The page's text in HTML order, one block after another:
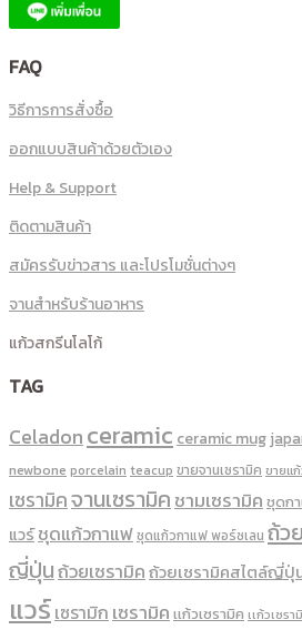
FAQ
วิธีการการสั่งซื้อ
ออกแบบสินค้าด้วยตัวเอง
Help & Support
ติดตามสินค้า
สมัครรับข่าวสาร และโปรโมชั่นต่างๆ
จานสำหรับร้านอาหาร
แก้วสกรีนโลโก้
TAG
Celadonceramic ceramic mug
newbone porcelain teacup ขายจานเซรามิค ขายแ
เซรามิคจานเซรามิคชามเซรามิคชุดก
แวร์ชุดแก้วกาแฟชุดแก้วกาแฟ พอร์ซเลน ถ้ว
ญี่ปุ่นถ้วยเซรามิคถ้วยเซรามิคสไตล์ญี่ปุ่
แวร์เซรามิกเซรามิคเเก้วเซรามิค เเก้วเซร